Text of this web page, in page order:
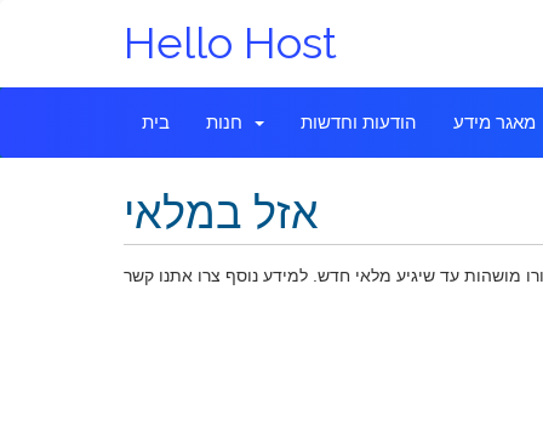
Hello Host
בית הודעות וחדשות מאגר מידע
אזל במלאי